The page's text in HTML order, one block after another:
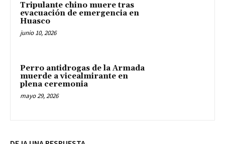
Tripulante chino muere tras
evacuación de emergencia en
Huasco
junio 10, 2026
Perro antidrogas de la Armada
muerde a vicealmirante en
plena ceremonia
mayo 29, 2026